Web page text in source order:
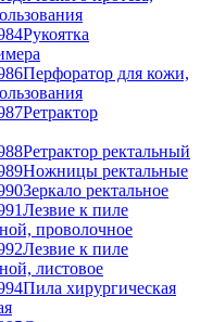
Рукоятка
Перфоратор для кожи,
Ретрактор
Ретрактор ректальный
Ножницы ректальные
Зеркало ректальное
Лезвие к пиле
проволочное
Лезвие к пиле
листовое
Пила хирургическая